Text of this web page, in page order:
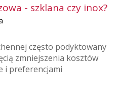
- szklana czy inox?
często podyktowany
zmniejszenia kosztów
i preferencjami